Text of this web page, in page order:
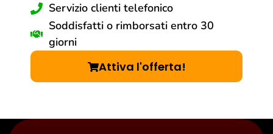
Servizio clienti telefonico
Soddisfatti o rimborsati entro 30
giorni
Attiva l'offerta!